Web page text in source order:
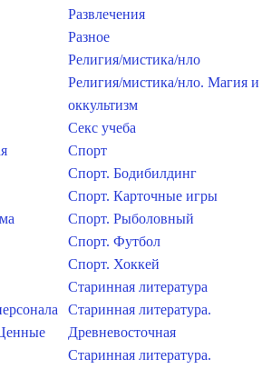
Развлечения
Разное
Религия/мистика/нло
Религия/мистика/нло. Магия и
оккультизм
Секс учеба
Спорт
Спорт. Бодибилдинг
Спорт. Карточные игры
Спорт. Рыболовный
Спорт. Футбол
Спорт. Хоккей
Старинная литература
Старинная литература.
Древневосточная
Старинная литература.